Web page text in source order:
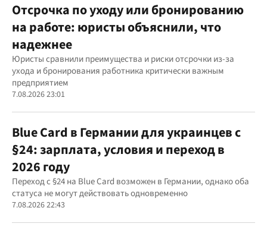
Отсрочка по уходу или бронированию
на работе: юристы объяснили, что
надежнее
Юристы сравнили преимущества и риски отсрочки из-за
ухода и бронирования работника критически важным
предприятием
7.08.2026 23:01
Blue Card в Германии для украинцев с
§24: зарплата, условия и переход в
2026 году
Переход с §24 на Blue Card возможен в Германии, однако оба
статуса не могут действовать одновременно
7.08.2026 22:43